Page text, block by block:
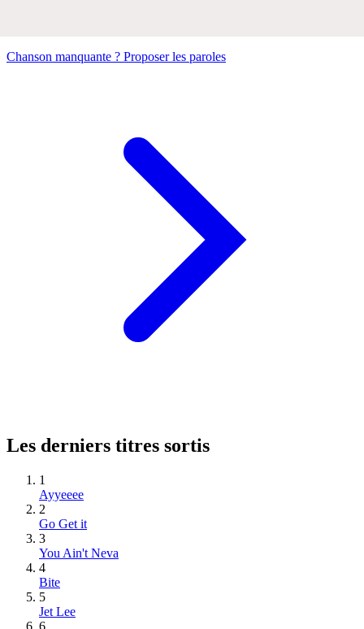
Chanson manquante ? Proposer les paroles
Les derniers titres sortis
1
Ayyeeee
2
Go Get it
3
You Ain't Neva
4
Bite
5
Jet Lee
6